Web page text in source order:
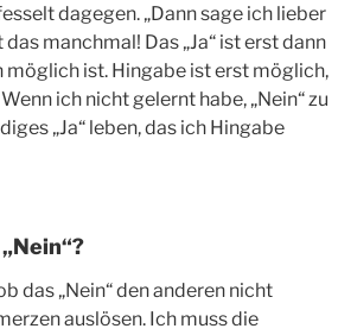
dagegen. „Dann sage ich lieber
manchmal! Das „Ja“ ist erst dann
möglich ist. Hingabe ist erst möglich,
ich nicht gelernt habe, „Nein“ zu
„Ja“ leben, das ich Hingabe
das „Nein“ den anderen nicht
auslösen. Ich muss die